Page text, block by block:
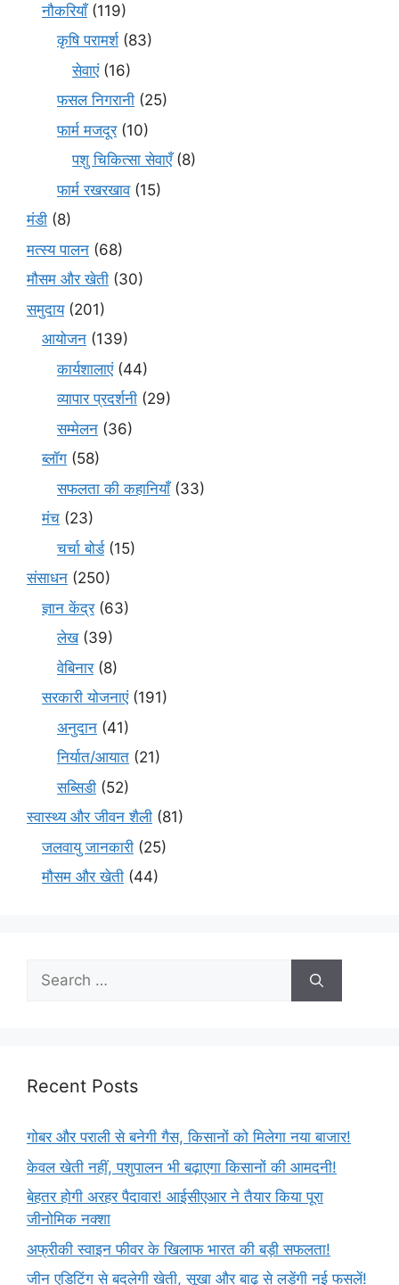
नौकरियाँ(119)
कृषि परामर्श(83)
सेवाएं(16)
फसल निगरानी (25)
फार्म मजदूर(10)
पशु चिकित्सा सेवाएँ(8)
फार्म रखरखाव(15)
मंडी (8)
मत्स्य पालन (68)
मौसम और खेती (30)
समुदाय(201)
आयोजन (139)
कार्यशालाएं(44)
व्यापार प्रदर्शनी (29)
सम्मेलन (36)
ब्लॉग (58)
सफलता की कहानियाँ(33)
मंच (23)
चर्चा बोर्ड(15)
संसाधन (250)
ज्ञान केंद्र(63)
लेख(39)
वेबिनार(8)
सरकारी योजनाएं(191)
अनुदान (41)
निर्यात/आयात (21)
सब्सिडी (52)
स्वास्थ्य और जीवन शैली (81)
जलवायु जानकारी (25)
मौसम और खेती (44)
Recent Posts
गोबर और पराली से बनेगी गैस, किसानों को मिलेगा नया बाजार!
केवल खेती नहीं, पशुपालन भी बढ़ाएगा किसानों की आमदनी!
बेहतर होगी अरहर पैदावार! आईसीएआर ने तैयार किया पूरा
जीनोमिक नक्शा
अफ्रीकी स्वाइन फीवर के खिलाफ भारत की बड़ी सफलता!
जीन एडिटिंग से बदलेगी खेती, सूखा और बाढ़ से लड़ेंगी नई फसलें!